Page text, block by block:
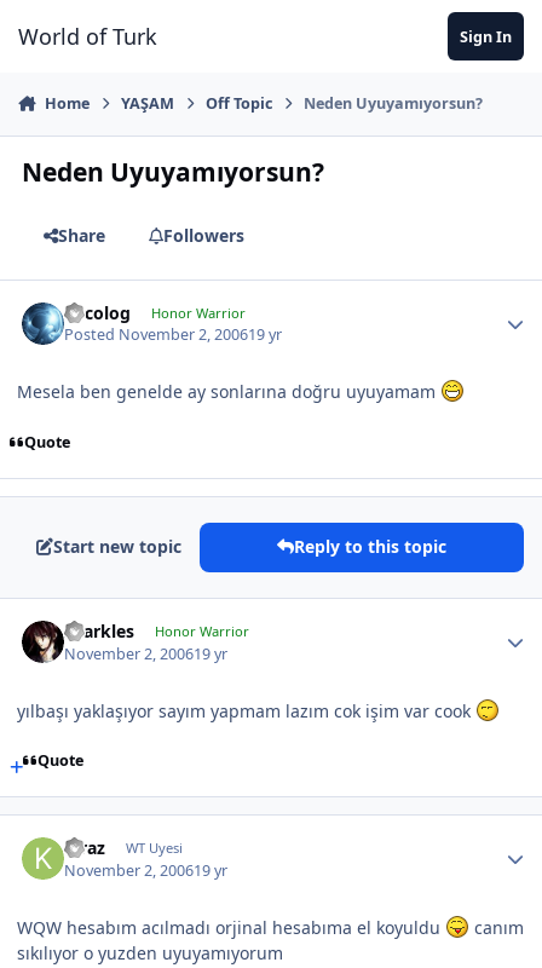
World of Turk Sign In
Home YAŞAM Off Topic Neden Uyuyamıyorsun?
Neden Uyuyamıyorsun?
Share Followers
Orcolog Honor Warrior
Posted November 2, 200619 yr
Mesela ben genelde ay sonlarına doğru uyuyamam
Quote
Start new topic Reply to this topic
sparkles Honor Warrior
November 2, 200619 yr
yılbaşı yaklaşıyor sayım yapmam lazım cok işim var cook
Quote
Kiraz WT Uyesi
November 2, 200619 yr
WQW hesabım acılmadı orjinal hesabıma el koyuldu
canım
sıkılıyor o yuzden uyuyamıyorum